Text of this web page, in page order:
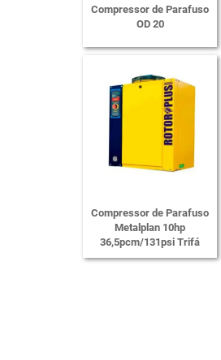
Compressor de Parafuso
OD 20
Compressor de Parafuso
Metalplan 10hp
36,5pcm/131psi Trifá